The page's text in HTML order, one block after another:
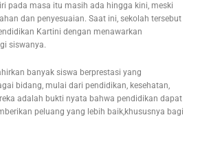
pada masa itu masih ada hingga kini, meski
dan penyesuaian. Saat ini, sekolah tersebut
Kartini dengan menawarkan
siswanya.
banyak siswa berprestasi yang
bidang, mulai dari pendidikan, kesehatan,
adalah bukti nyata bahwa pendidikan dapat
peluang yang lebih baik,khususnya bagi